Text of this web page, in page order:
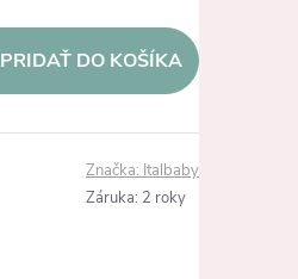
PRIDAŤ DO KOŠÍKA
Značka: Italbaby
Záruka: 2 roky